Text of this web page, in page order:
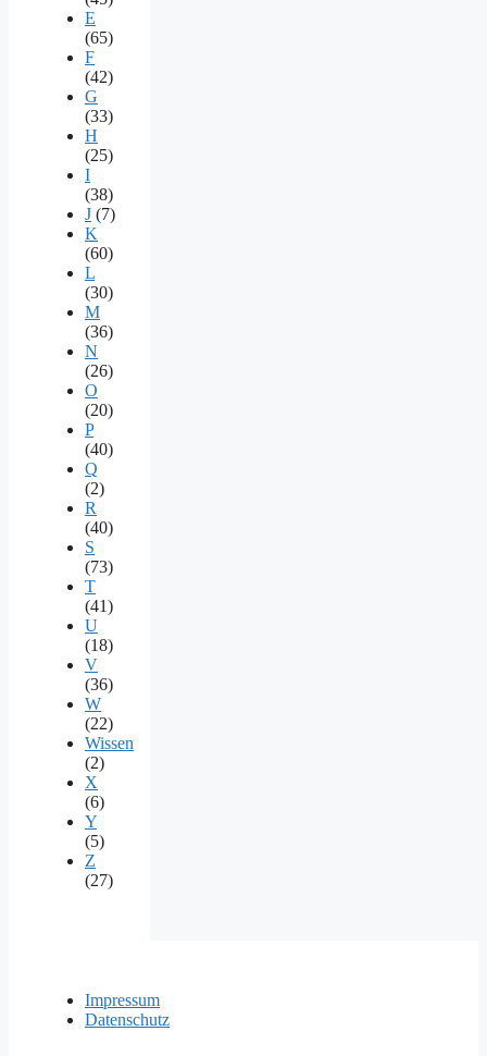
E
(65)
F
(42)
G
(33)
H
(25)
I
(38)
J (7)
K
(60)
L
(30)
M
(36)
N
(26)
O
(20)
P
(40)
Q
(2)
R
(40)
S
(73)
T
(41)
U
(18)
V
(36)
W
(22)
Wissen
(2)
X
(6)
Y
(5)
Z
(27)
Impressum
Datenschutz